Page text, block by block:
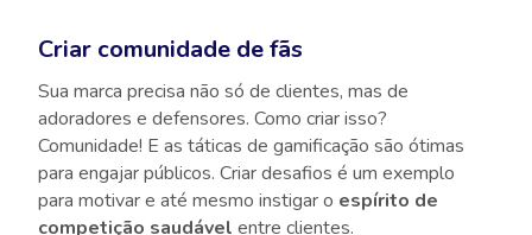
Criar comunidade de fãs
Sua marca precisa não só de clientes, mas de
adoradores e defensores. Como criar isso?
Comunidade! E as táticas de gamificação são ótimas
para engajar públicos. Criar desafios é um exemplo
para motivar e até mesmo instigar o espírito de
competição saudável entre clientes.